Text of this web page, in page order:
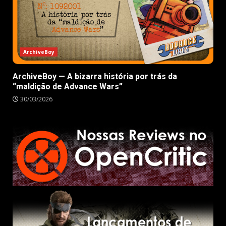
ArchiveBoy
ArchiveBoy — A bizarra história por trás da
“maldição de Advance Wars”
30/03/2026